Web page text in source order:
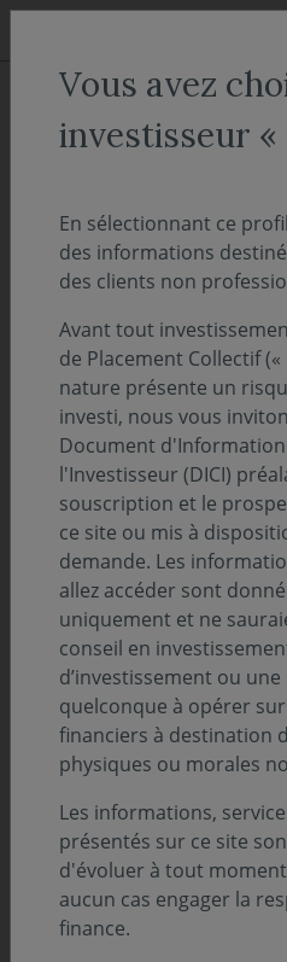
Aller au menu
Aller au contenu
ACCUEIL Actualités
compositeur
avec la
Radio-Institut de
FOCUS SUR 21 septembre 2021
En 2021, Covéa
complément de son
de l’Orchestre National
deux compositeurs
Bianchi et Peter
dernier devant être
plan sur notre soutien
Le 17 septembre dernier, la
Vous avez
investisseur
En sélectionnant ce
des informations
des clients non
Avant tout
de Placement Collectif («
nature présente un
investi, nous vous
Document
l'Investisseur (DICI)
souscription et le
ce site ou mis à
demande. Les
allez accéder sont
uniquement et ne
conseil en
d’investissement ou
quelconque à opérer
financiers à destination
physiques ou morales
Les informations,
présentés sur ce site
d'évoluer à tout
aucun cas engager la
finance.